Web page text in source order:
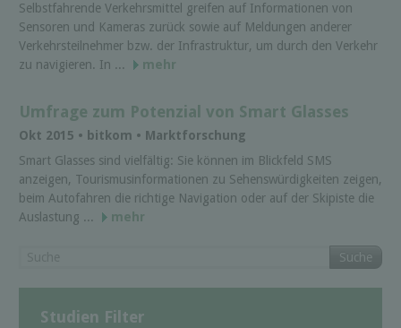
Selbstfahrende Verkehrsmittel greifen auf Informationen von
Sensoren und Kameras zurück sowie auf Meldungen anderer
Verkehrsteilnehmer bzw. der Infrastruktur, um durch den Verkehr
zu navigieren. In ...
mehr
Umfrage zum Potenzial von Smart Glasses
Okt 2015 • bitkom • Marktforschung
Smart Glasses sind vielfältig: Sie können im Blickfeld SMS
anzeigen, Tourismusinformationen zu Sehenswürdigkeiten zeigen,
beim Autofahren die richtige Navigation oder auf der Skipiste die
Auslastung ...
mehr
Suche
Studien Filter